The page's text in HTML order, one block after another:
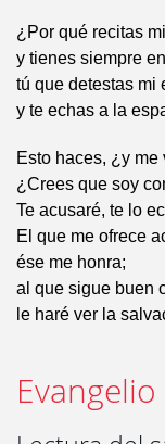
¿Por qué recitas
y tienes siempre
tú que detestas mi
y te echas a la
Esto haces, ¿y me
¿Crees que soy
Te acusaré, te lo
El que me ofrece
ése me honra;
al que sigue buen
le haré ver la